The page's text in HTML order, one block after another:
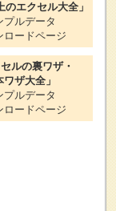
エクセル大全」
ルデータ
ードページ
ルの裏ワザ・
ザ大全」
ルデータ
ードページ